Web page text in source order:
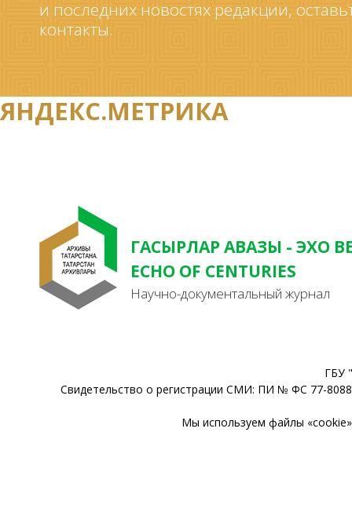
и последних новостях редакции,
контакты.
ЯНДЕКС.МЕТРИКА
ГАСЫРЛАР АВАЗЫ - ЭХО
ECHO OF CENTURIES
Научно-документальный журнал
ГБУ
Свидетельство о регистрации СМИ: ПИ № ФС 77-
Мы используем файлы «cookie»